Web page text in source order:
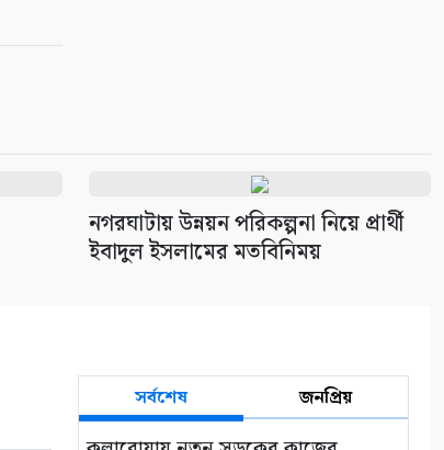
নগরঘাটায় উন্নয়ন পরিকল্পনা নিয়ে প্রার্থী
ইবাদুল ইসলামের মতবিনিময়
সর্বশেষ জনপ্রিয়